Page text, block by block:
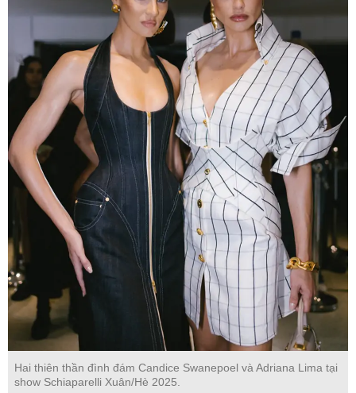
Hai thiên thần đình đám Candice Swanepoel và Adriana Lima tại
show Schiaparelli Xuân/Hè 2025.